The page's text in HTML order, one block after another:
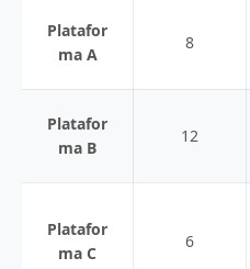
Platafor
ma A
8
Platafor
ma B
12
Platafor
ma C
6